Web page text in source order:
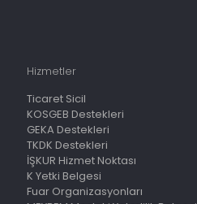
Hizmetler
Ticaret Sicil
KOSGEB Destekleri
GEKA Destekleri
TKDK Destekleri
İŞKUR Hizmet Noktası
K Yetki Belgesi
Fuar Organizasyonları